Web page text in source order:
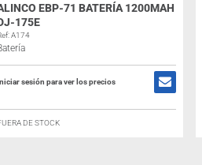
EBP-71 BATERÍA 1200MAH
175E
A174
sesión para ver los precios
DE STOCK